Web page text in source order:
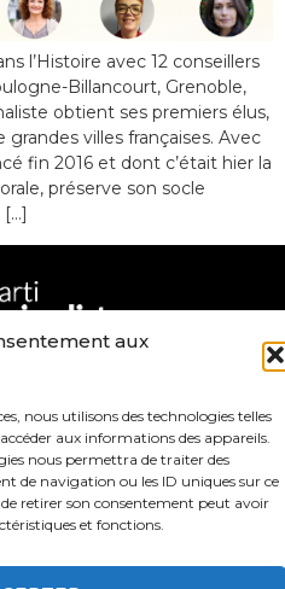
aux
nous utilisons des technologies telles
aux informations des appareils.
nous permettra de traiter des
de navigation ou les ID uniques sur ce
retirer son consentement peut avoir
et fonctions.
l’Histoire avec 12 conseillers
Billancourt, Grenoble,
obtient ses premiers élus,
villes françaises. Avec
fin 2016 et dont c’était hier la
préserve son socle
[…]
S’abonner à la lettre
Faire un don Adhérer